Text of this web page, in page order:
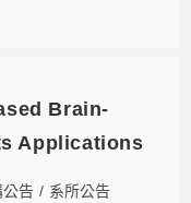
Brain-
Applications
公告 / 系所公告